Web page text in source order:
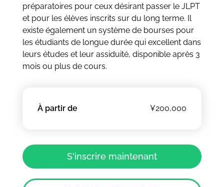
préparatoires pour ceux désirant passer le JLPT
et pour les élèves inscrits sur du long terme. Il
existe également un système de bourses pour
les étudiants de longue durée qui excellent dans
leurs études et leur assiduité, disponible après 3
mois ou plus de cours.
À partir de ¥200,000
S'inscrire maintenant